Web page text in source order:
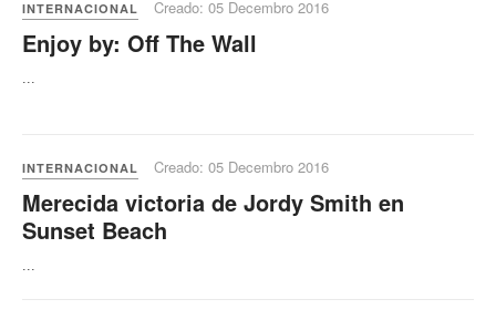
INTERNACIONAL Creado: 05 Decembro 2016
Enjoy by: Off The Wall
...
INTERNACIONAL Creado: 05 Decembro 2016
Merecida victoria de Jordy Smith en
Sunset Beach
...